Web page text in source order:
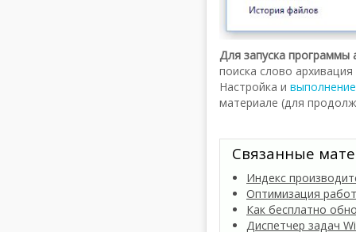
Для запуска программы
поиска слово
Настройка и
материале (для
Связанные
Индекс
Оптимизация
Как бесплатно
Диспетчер задач